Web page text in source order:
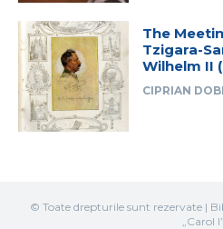
The
Tzigara-
Wilhelm II
CIPRIAN
© Toate drepturile sunt rezervate |
„Carol I”